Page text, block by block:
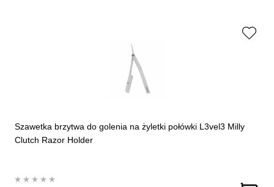
Szawetka brzytwa do golenia na żyletki połówki L3vel3 Milly
Clutch Razor Holder